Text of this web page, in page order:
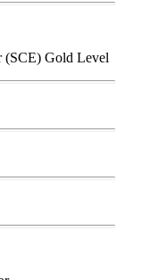
(SCE) Gold Level